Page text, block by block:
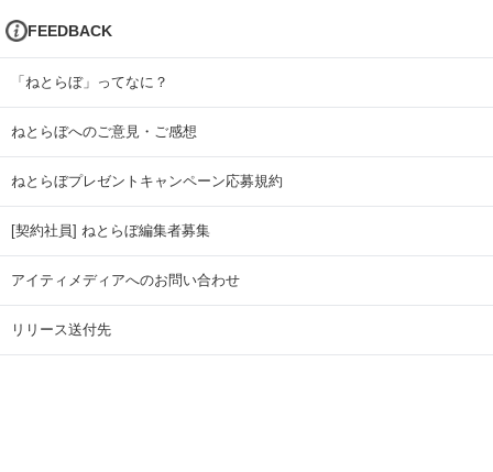
FEEDBACK
「ねとらぼ」ってなに？
ねとらぼへのご意見・ご感想
ねとらぼプレゼントキャンペーン応募規約
[契約社員] ねとらぼ編集者募集
アイティメディアへのお問い合わせ
リリース送付先